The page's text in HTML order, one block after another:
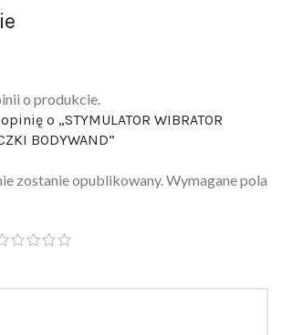
o „STYMULATOR WIBRATOR
BODYWAND”